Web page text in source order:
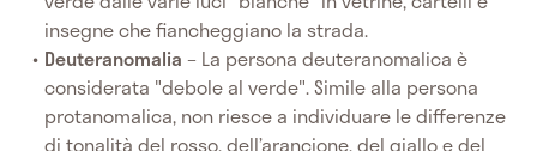
insegne che fiancheggiano la strada.
Deuteranomalia – La persona deuteranomalica è
considerata "debole al verde". Simile alla persona
protanomalica, non riesce a individuare le differenze
di tonalità del rosso, dell’arancione, del giallo e del